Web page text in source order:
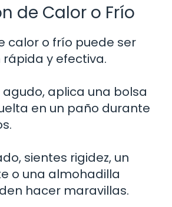
de Calor o Frío
calor o frío puede ser
rápida y efectiva.
agudo, aplica una bolsa
en un paño durante
sientes rigidez, un
o una almohadilla
hacer maravillas.